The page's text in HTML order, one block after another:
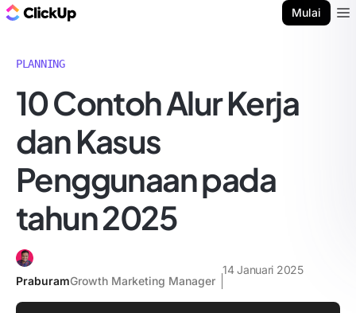
Mulai
PLANNING
10 Contoh Alur Kerja
dan Kasus
Penggunaan pada
tahun 2025
PraburamGrowth Marketing Manager
14 Januari 2025